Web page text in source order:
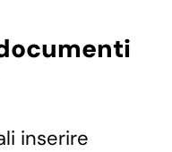
inserire